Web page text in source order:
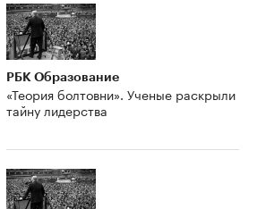
РБК Образование
«Теория болтовни». Ученые раскрыли
тайну лидерства